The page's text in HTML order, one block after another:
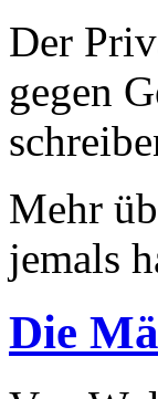
Der
gegen
Mehr
jemals
Die